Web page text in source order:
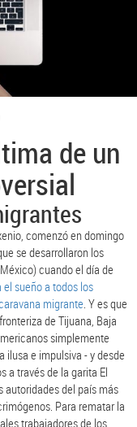
de un
comenzó en domingo
se desarrollaron los
cuando el día de
sueño a todos los
migrante. Y es que
de Tijuana, Baja
simplemente
ilusa e impulsiva - y desde
a través de la garita El
autoridades del país más
Para rematar la
trabajadores de los